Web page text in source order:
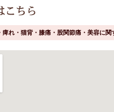
れ・猫背・膝痛・股関節痛・美容に